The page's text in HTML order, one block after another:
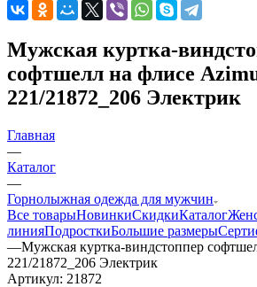
Мужская куртка-
софтшелл на флисе
221/21872_206 Электрик
Главная
—
Каталог
—
Горнолыжная одежда для мужчин
Все товарыНовинкиСкидкиКаталог
линияПодросткиБольшие размеры
—Мужская куртка-виндстоппер
221/21872_206 Электрик
Артикул: 21872